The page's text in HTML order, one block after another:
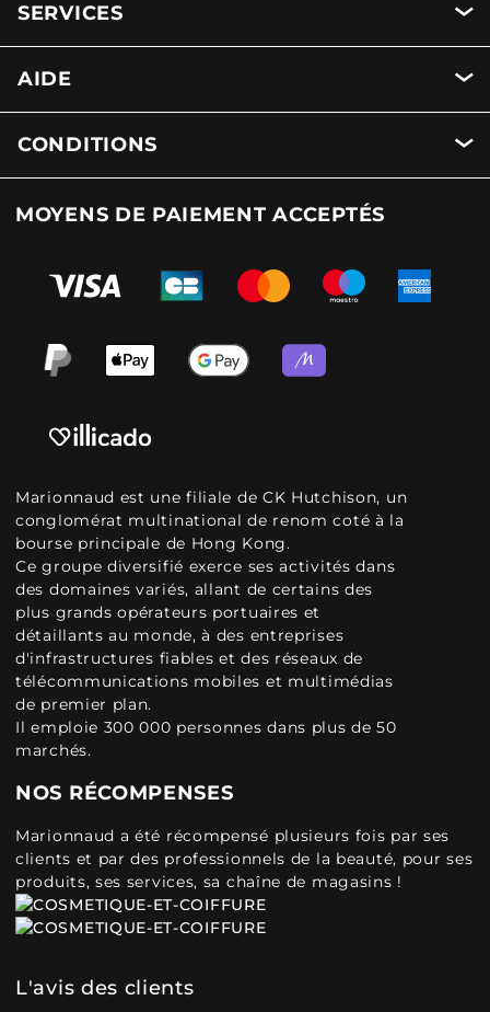
SERVICES
AIDE
CONDITIONS
MOYENS DE PAIEMENT ACCEPTÉS
Marionnaud est une filiale de CK Hutchison, un
conglomérat multinational de renom coté à la
bourse principale de Hong Kong.
Ce groupe diversifié exerce ses activités dans
des domaines variés, allant de certains des
plus grands opérateurs portuaires et
détaillants au monde, à des entreprises
d'infrastructures fiables et des réseaux de
télécommunications mobiles et multimédias
de premier plan.
Il emploie 300 000 personnes dans plus de 50
marchés.
NOS RÉCOMPENSES
Marionnaud a été récompensé plusieurs fois par ses
clients et par des professionnels de la beauté, pour ses
produits, ses services, sa chaîne de magasins !
L'avis des clients